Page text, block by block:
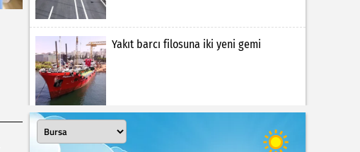
Yakıt barcı filosuna iki yeni gemi